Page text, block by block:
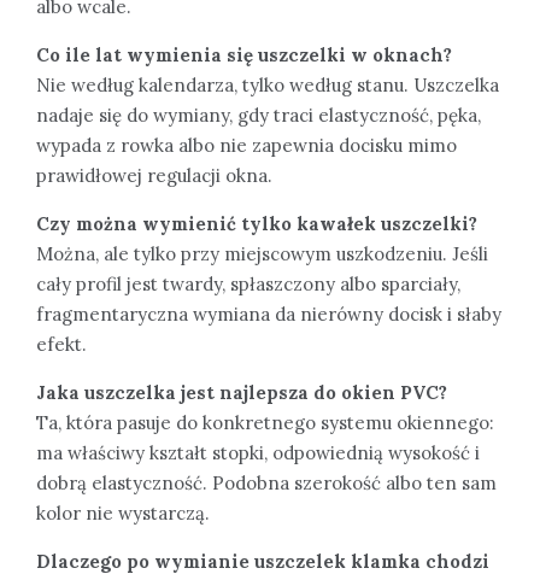
albo wcale.
Co ile lat wymienia się uszczelki w oknach?
Nie według kalendarza, tylko według stanu. Uszczelka
nadaje się do wymiany, gdy traci elastyczność, pęka,
wypada z rowka albo nie zapewnia docisku mimo
prawidłowej regulacji okna.
Czy można wymienić tylko kawałek uszczelki?
Można, ale tylko przy miejscowym uszkodzeniu. Jeśli
cały profil jest twardy, spłaszczony albo sparciały,
fragmentaryczna wymiana da nierówny docisk i słaby
efekt.
Jaka uszczelka jest najlepsza do okien PVC?
Ta, która pasuje do konkretnego systemu okiennego:
ma właściwy kształt stopki, odpowiednią wysokość i
dobrą elastyczność. Podobna szerokość albo ten sam
kolor nie wystarczą.
Dlaczego po wymianie uszczelek klamka chodzi